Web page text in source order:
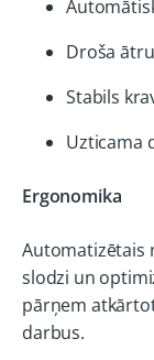
Droša
Stabils
Uzticama
Ergonomika
Automatizētais
slodzi un
pārņem
darbus.